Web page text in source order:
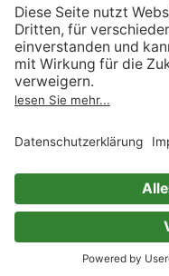
Informationen nach
Act
Verträge hier kündigen
Impressum